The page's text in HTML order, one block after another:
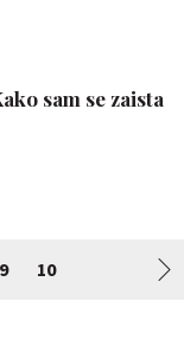
sam se zaista
9 10